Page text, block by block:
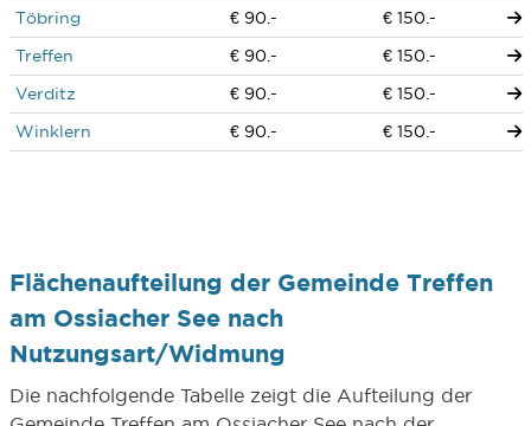
Töbring
€ 90.-
€ 150.-
Treffen
€ 90.-
€ 150.-
Verditz
€ 90.-
€ 150.-
Winklern
€ 90.- € 150.-
Flächenaufteilung der Gemeinde Treffen
am Ossiacher See nach
Nutzungsart/Widmung
Die nachfolgende Tabelle zeigt die Aufteilung der